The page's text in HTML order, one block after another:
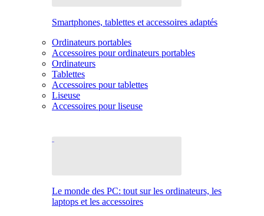
Smartphones, tablettes et accessoires adaptés
Ordinateurs portables
Accessoires pour ordinateurs portables
Ordinateurs
Tablettes
Accessoires pour tablettes
Liseuse
Accessoires pour liseuse
Le monde des PC: tout sur les ordinateurs, les
laptops et les accessoires